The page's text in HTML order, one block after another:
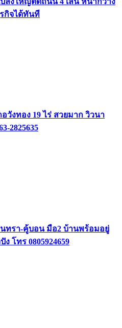
กิจได้ทันที
งทอง 19 ไร่ สวยมาก วิวนา
2825635
ทรา-คู้บอน มือ2 บ้านพร้อมอยู่
โทร 0805924659